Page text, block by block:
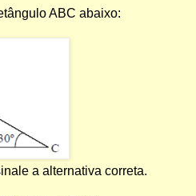
ABC abaixo:
a alternativa correta.